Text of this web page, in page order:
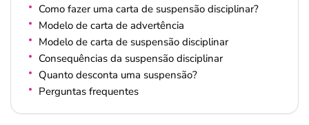
Como fazer uma carta de suspensão disciplinar?
Modelo de carta de advertência
Modelo de carta de suspensão disciplinar
Consequências da suspensão disciplinar
Quanto desconta uma suspensão?
Perguntas frequentes